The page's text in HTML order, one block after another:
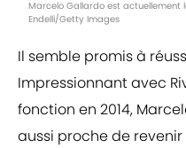
Marcelo Gallardo est actuellement
Endelli/Getty Images
Il semble promis à
Impressionnant avec
fonction en 2014,
aussi proche de